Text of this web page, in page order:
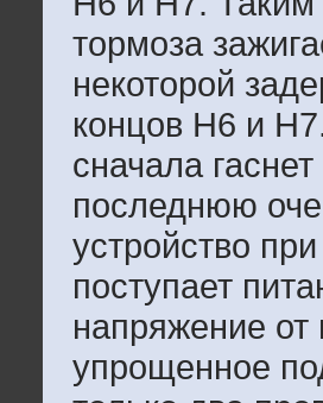
тормоза
некоторой
концов Н6 и
сначала
последнюю
устройство
поступает
напряжение
упрощенное